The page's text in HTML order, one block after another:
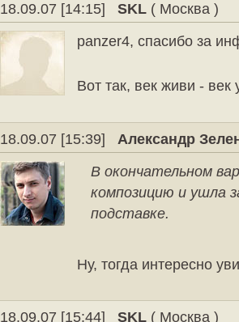
18.09.07 [14:15] SKL ( Москва )
panzer4, спасибо за
Вот так, век живи - век
18.09.07 [15:39]
Александр
В окончательном
композицию и ушла
подставке.
Ну, тогда интересно
18.09.07 [15:44] SKL ( Москва )